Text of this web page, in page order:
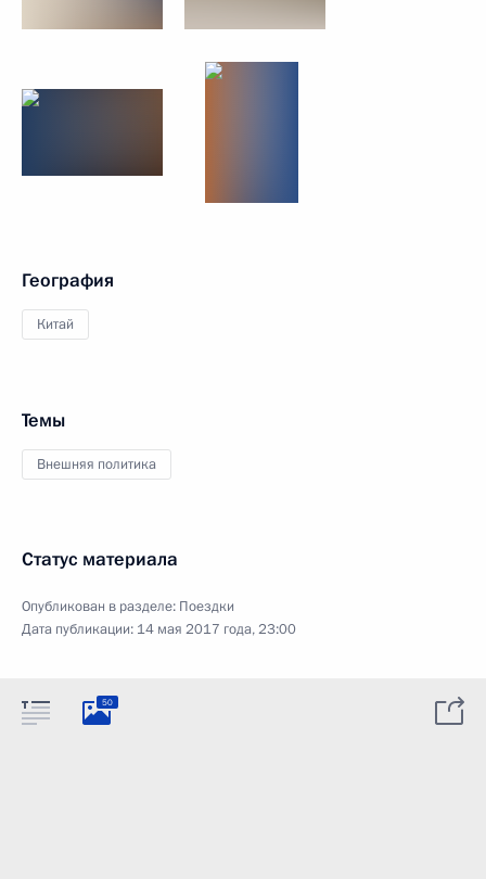
География
Китай
Темы
Внешняя политика
Статус материала
Опубликован в разделе: Поездки
Дата публикации: 14 мая 2017 года, 23:00
50